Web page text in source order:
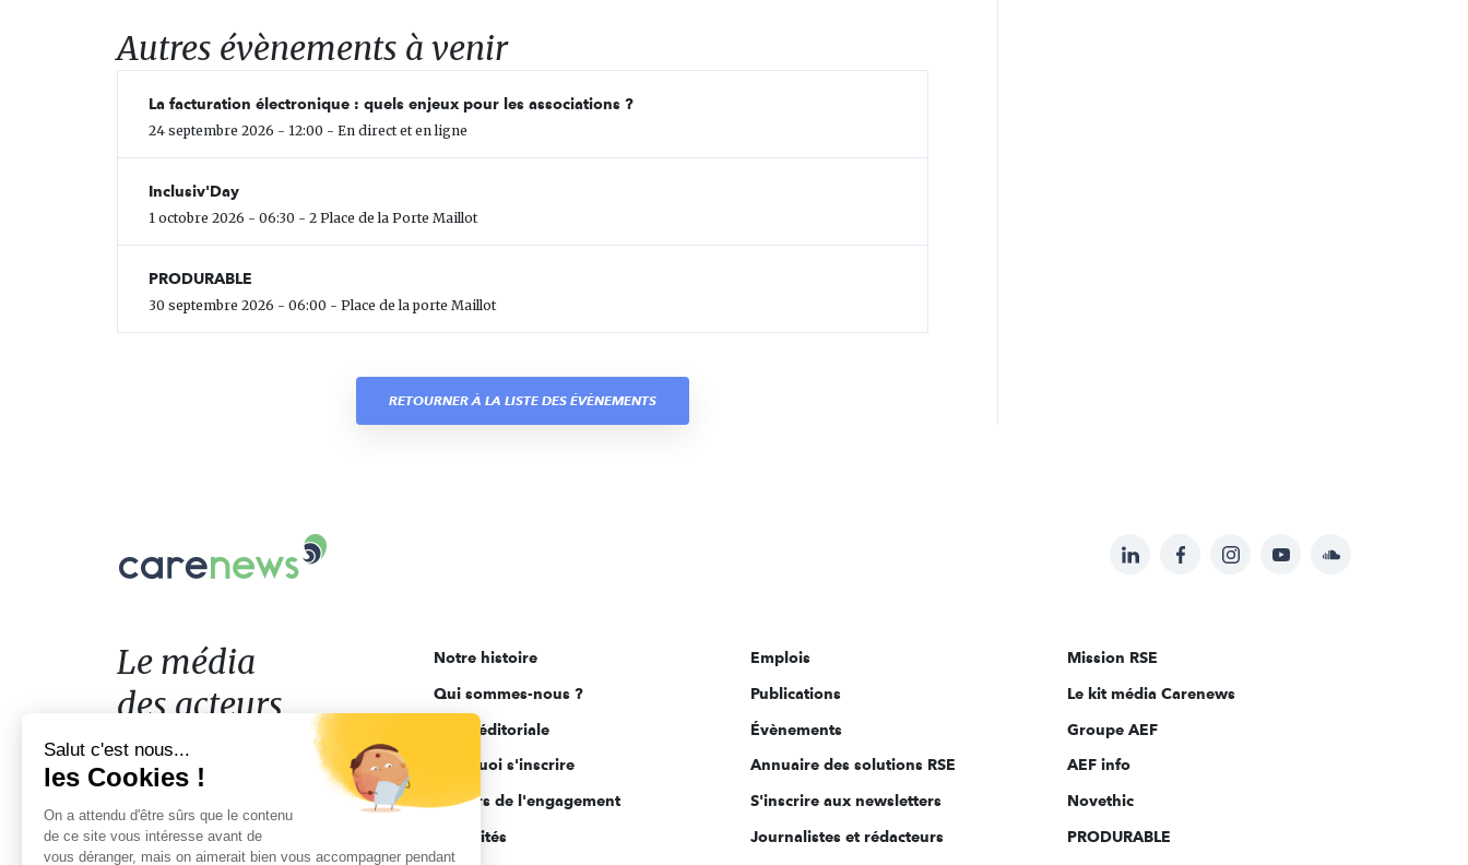
Autres évènements à venir
La facturation électronique : quels enjeux pour les associations ?
24 septembre 2026 - 12:00 - En direct et en ligne
Inclusiv'Day
1 octobre 2026 - 06:30 - 2 Place de la Porte Maillot
PRODURABLE
30 septembre 2026 - 06:00 - Place de la porte Maillot
RETOURNER À LA LISTE DES ÉVÈNEMENTS
Suivez-
sur:
LinkedInFacebookInstagramYouTubeSoundcloud
Le
acteurs
de
l'engagement
Le média
des acteurs
de l'engagement
Notre histoire
Qui sommes-nous ?
Ligne éditoriale
Pourquoi s'inscrire
Acteurs de l'engagement
Actualités
Emplois
Publications
Évènements
Annuaire des solutions RSE
S'inscrire aux newsletters
Journalistes et rédacteurs
Mission RSE
Le kit média Carenews
Groupe AEF
AEF info
Novethic
PRODURABLE
Salut c'est nous...
les Cookies !
On a attendu d'être sûrs que le contenu
de ce site vous intéresse avant de
vous déranger, mais on aimerait bien vous accompagner pendant